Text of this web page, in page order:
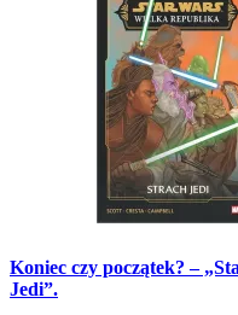
Koniec czy początek? –
Jedi”.